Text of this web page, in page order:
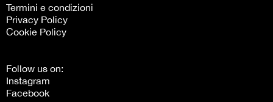
Termini e condizioni
Privacy Policy
Cookie Policy
Follow us on:
Instagram
Facebook